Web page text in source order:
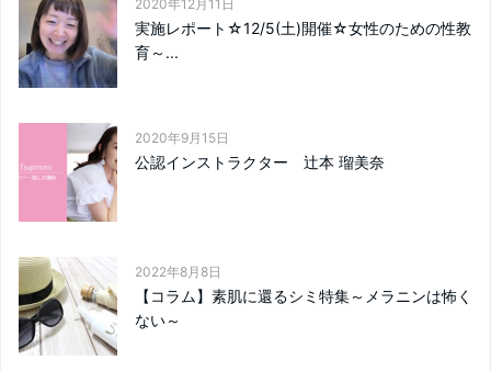
2020年12月11日
実施レポート☆12/5(土)開催☆女性のための性教
育～...
2020年9月15日
公認インストラクター 辻本 瑠美奈
2022年8月8日
【コラム】素肌に還るシミ特集～メラニンは怖く
ない～